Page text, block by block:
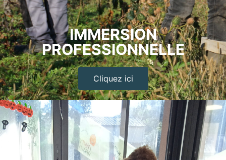
IMMERSION
PROFESSIONNELLE
Cliquez ici